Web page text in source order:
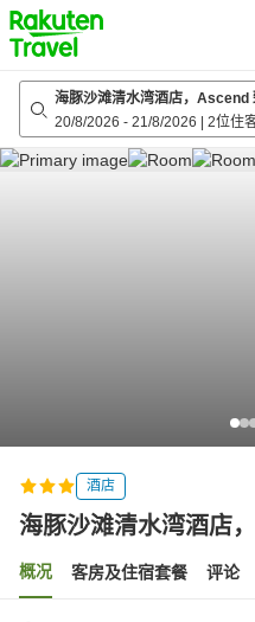
to
top
page
海豚沙滩清水湾酒店，Ascend
20/8/2026 - 21/8/2026 2位住
酒店
海豚沙滩清水湾酒店
概况 客房及住宿套餐 评论